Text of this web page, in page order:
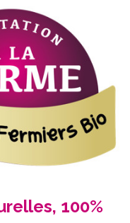
100%